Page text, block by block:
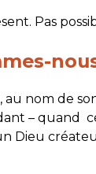
Pas
au nom de
– quand
Dieu